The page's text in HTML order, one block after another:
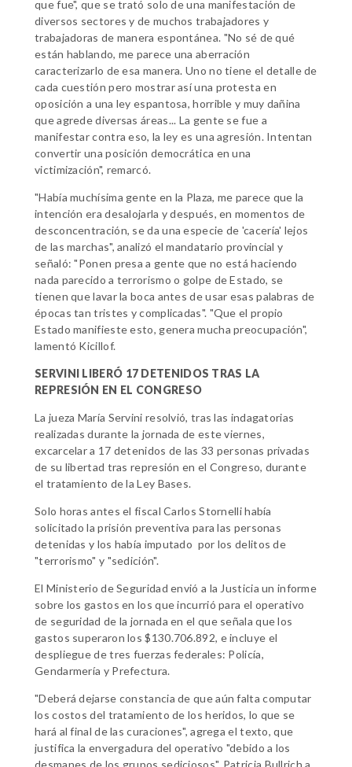
que fue", que se trató solo de una manifestación de
diversos sectores y de muchos trabajadores y
trabajadoras de manera espontánea. "No sé de qué
están hablando, me parece una aberración
caracterizarlo de esa manera. Uno no tiene el detalle de
cada cuestión pero mostrar así una protesta en
oposición a una ley espantosa, horrible y muy dañina
que agrede diversas áreas... La gente se fue a
manifestar contra eso, la ley es una agresión. Intentan
convertir una posición democrática en una
victimización", remarcó.
"Había muchísima gente en la Plaza, me parece que la
intención era desalojarla y después, en momentos de
desconcentración, se da una especie de 'cacería' lejos
de las marchas", analizó el mandatario provincial y
señaló: "Ponen presa a gente que no está haciendo
nada parecido a terrorismo o golpe de Estado, se
tienen que lavar la boca antes de usar esas palabras de
épocas tan tristes y complicadas". "Que el propio
Estado manifieste esto, genera mucha preocupación",
lamentó Kicillof.
SERVINI LIBERÓ 17 DETENIDOS TRAS LA
REPRESIÓN EN EL CONGRESO
La jueza María Servini resolvió, tras las indagatorias
realizadas durante la jornada de este viernes,
excarcelar a 17 detenidos de las 33 personas privadas
de su libertad tras represión en el Congreso, durante
el tratamiento de la Ley Bases.
Solo horas antes el fiscal Carlos Stornelli había
solicitado la prisión preventiva para las personas
detenidas y los había imputado por los delitos de
"terrorismo" y "sedición".
El Ministerio de Seguridad envió a la Justicia un informe
sobre los gastos en los que incurrió para el operativo
de seguridad de la jornada en el que señala que los
gastos superaron los $130.706.892, e incluye el
despliegue de tres fuerzas federales: Policía,
Gendarmería y Prefectura.
"Deberá dejarse constancia de que aún falta computar
los costos del tratamiento de los heridos, lo que se
hará al final de las curaciones", agrega el texto, que
justifica la envergadura del operativo "debido a los
desmanes de los grupos sediciosos". Patricia Bullrich a